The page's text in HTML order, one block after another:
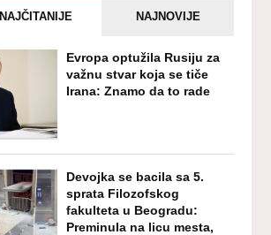
NAJČITANIJE NAJNOVIJE
Evropa optužila Rusiju za
važnu stvar koja se tiče
Irana: Znamo da to rade
Devojka se bacila sa 5.
sprata Filozofskog
fakulteta u Beogradu:
Preminula na licu mesta,